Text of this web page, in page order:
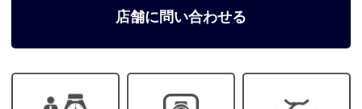
店舗に問い合わせる